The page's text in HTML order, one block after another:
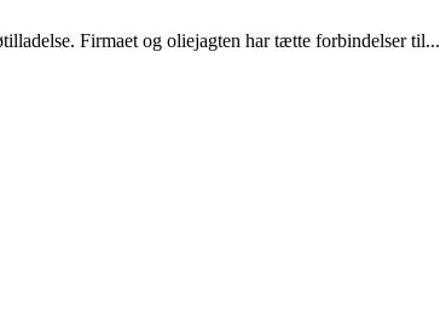
Firmaet og oliejagten har tætte forbindelser til...